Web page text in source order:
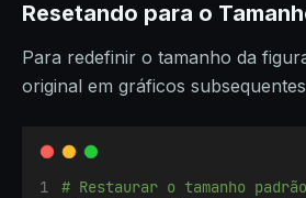
Resetando para o
Para redefinir o tamanho da
original em gráficos
# Restaurar o tamanho padrão